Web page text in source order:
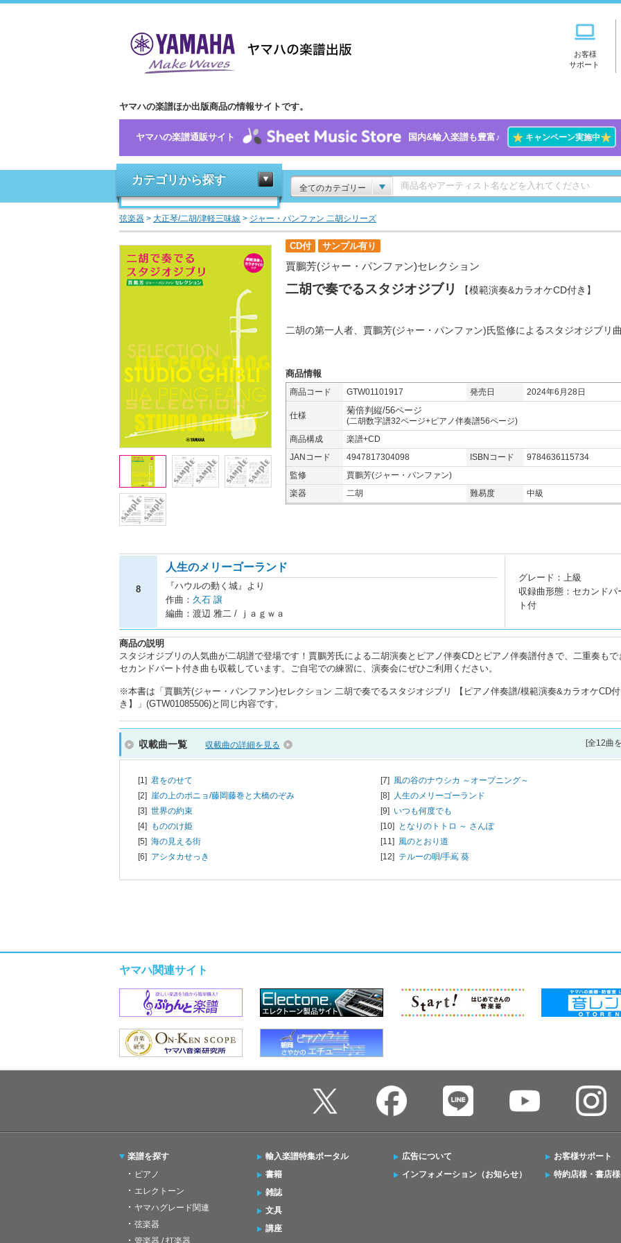
お客様
サポート
ヤマハの楽譜ほか出版商品の情報サイトです。
ヤマハの楽譜通販サイト 国内&輸入楽譜も豊富♪ ★キャンペーン実施中★
カテゴリから探す
全てのカテゴリー
弦楽器 > 大正琴/二胡/津軽三味線 > ジャー・パンファン 二胡シリーズ
CD付 サンプル有り
賈鵬芳(ジャー・パンファン)セレクション
二胡で奏でるスタジオジブリ 【模範演奏&カラオケCD付き】
二胡の第一人者、賈鵬芳(ジャー・パンファン)氏監修によるスタジオジブリ
商品情報
商品コード GTW01101917 発売日 2024年6月28日
仕様 菊倍判縦/56ページ
(二胡数字譜32ページ+ピアノ伴奏譜56ページ)
商品構成
楽譜+CD
JANコード
4947817304098 ISBNコード
9784636115734
監修
賈鵬芳(ジャー・パンファン)
楽器
二胡 難易度 中級
8
人生のメリーゴーランド
『ハウルの動く城』より
作曲： 久石 譲
編曲：渡辺 雅二 / ｊａｇｗａ
グレード：上級
収録曲形態：セカンドパ
ト付
商品の説明
スタジオジブリの人気曲が二胡譜で登場です！賈鵬芳氏による二胡演奏とピアノ伴奏CDとピアノ伴奏譜付きで、二重奏もで
セカンドパート付き曲も収載しています。ご自宅での練習に、演奏会にぜひご利用ください。
※本書は「賈鵬芳(ジャー・パンファン)セレクション 二胡で奏でるスタジオジブリ 【ピアノ伴奏譜/模範演奏&カラオケCD付
き】」(GTW01085506)と同じ内容です。
収載曲一覧 収載曲の詳細を見る [全12曲
[1] 君をのせて
[2] 崖の上のポニョ/藤岡藤巻と大橋のぞみ
[3] 世界の約束
[4] もののけ姫
[5] 海の見える街
[6] アシタカせっき
[7] 風の谷のナウシカ ～オープニング～
[8] 人生のメリーゴーランド
[9] いつも何度でも
[10] となりのトトロ ～ さんぽ
[11] 風のとおり道
[12] テルーの唄/手嶌 葵
ヤマハ関連サイト
楽譜を探す
ピアノ
エレクトーン
ヤマハグレード関連
弦楽器
管楽器 / 打楽器
輸入楽譜特集ポータル
書籍
雑誌
文具
講座
広告について
インフォメーション（お知らせ）
お客様サポート
特約店様・書店